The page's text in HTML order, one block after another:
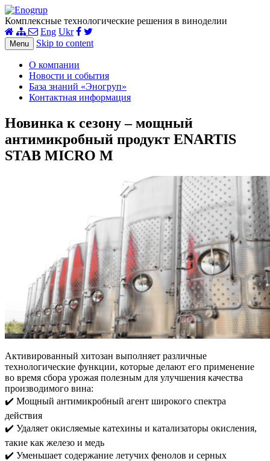
Комплексные технологические решения в виноделии
Eng Ukr
Menu Skip to content
О компании
Новости и события
База знаний «Эногруп»
Контактная информация
Новинка к сезону – мощный
антимикробный продукт ENARTIS
STAB MICRO M
Активированный хитозан выполняет различные
технологические функции, которые делают его применение
во время сбора урожая полезным для улучшения качества
производимого вина:
✔️ Мощный антимикробный агент широкого спектра
действия
✔️ Удаляет окисляемые катехины и катализаторы окисления,
такие как железо и медь
✔️ Уменьшает содержание летучих фенолов и серных